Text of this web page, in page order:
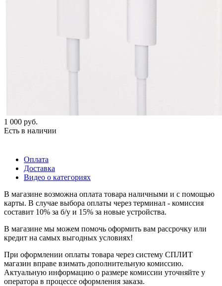
1 000 руб.
Есть в наличии
Оплата
Доставка
Видео о категориях
В магазине возможна оплата товара наличными и с помощью
карты. В случае выбора оплаты через терминал - комиссия
составит 10% за б/у и 15% за новые устройства.
В магазине мы можем помочь оформить вам рассрочку или
кредит на самых выгодных условиях!
При оформлении оплаты товара через систему СПЛИТ
магазин вправе взимать дополнительную комиссию.
Актуальную информацию о размере комиссии уточняйте у
оператора в процессе оформления заказа.